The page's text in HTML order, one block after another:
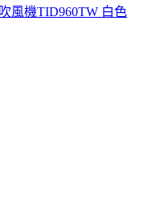
風機TID960TW 白色